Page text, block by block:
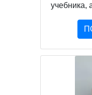
учебника,